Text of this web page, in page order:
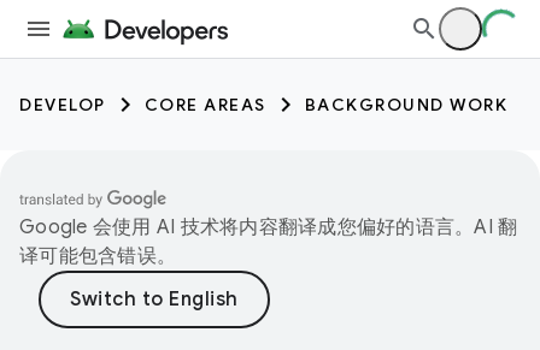
DEVELOP CORE AREAS BACKGROUND WORK
Google 会使用 AI 技术将内容翻译成您偏好的语言。AI 翻
译可能包含错误。